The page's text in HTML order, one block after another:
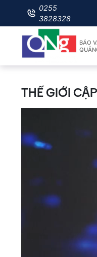
0255
3828328
BÁO
THẾ GIỚI